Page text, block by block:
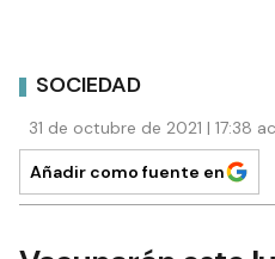
SOCIEDAD
31 de octubre de 2021 | 17:38
Añadir como fuente en